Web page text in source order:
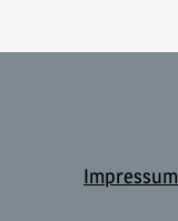
Impressum